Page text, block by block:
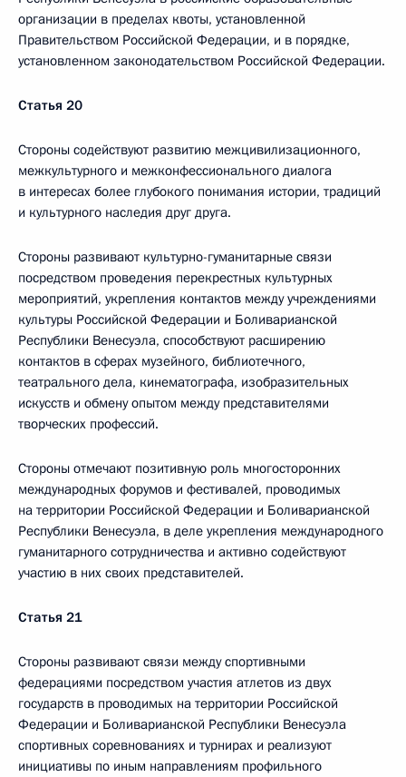
организации в пределах квоты, установленной
Правительством Российской Федерации, и в порядке,
установленном законодательством Российской Федерации.
Статья 20
Стороны содействуют развитию межцивилизационного,
межкультурного и межконфессионального диалога
в интересах более глубокого понимания истории, традиций
и культурного наследия друг друга.
Стороны развивают культурно-гуманитарные связи
посредством проведения перекрестных культурных
мероприятий, укрепления контактов между учреждениями
культуры Российской Федерации и Боливарианской
Республики Венесуэла, способствуют расширению
контактов в сферах музейного, библиотечного,
театрального дела, кинематографа, изобразительных
искусств и обмену опытом между представителями
творческих профессий.
Стороны отмечают позитивную роль многосторонних
международных форумов и фестивалей, проводимых
на территории Российской Федерации и Боливарианской
Республики Венесуэла, в деле укрепления международного
гуманитарного сотрудничества и активно содействуют
участию в них своих представителей.
Статья 21
Стороны развивают связи между спортивными
федерациями посредством участия атлетов из двух
государств в проводимых на территории Российской
Федерации и Боливарианской Республики Венесуэла
спортивных соревнованиях и турнирах и реализуют
инициативы по иным направлениям профильного